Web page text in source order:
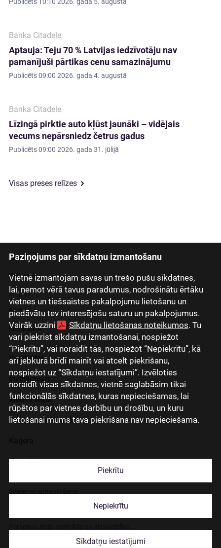
Paziņojums par sīkdatņu izmantošanu
Vietnē izmantojam savas un trešo pušu sīkdatnes,
lai, ņemot vērā tavus paradumus, nodrošinātu ērtāku
vietnes un tiešsaistes pakalpojumu lietošanu un
piedāvātu tev interesējošu saturu un pakalpojumus.
Vairāk uzzini
Sīkdatņu lietošanas noteikumos. Tu
vari piekrist sīkdatņu izmantošanai, nospiežot
“Piekrītu”, vai noraidīt tās, nospiežot “Nepiekrītu”, kā
arī jebkurā brīdī mainīt vai atcelt piekrišanu,
nospiežot uz “Sīkdatņu iestatījumi”. Izvēloties
noraidīt visas sīkdatnes, vietnē saglabāsim tikai
funkcionālās sīkdatnes, kuras nepieciešamas, lai
rūpētos par vietnes darbību un drošību, un kuru
lietošanai mums tava piekrišana nav nepieciešama.
Piekrītu
Nepiekrītu
Sīkdatņu iestatījumi
Banka Citadele
Aptauja: Teju 70 % Latvijas iedzīvotāju nav
pamanījuši pārtikas cenu samazinājumu
Publicēts09:00 2026. gada 4. augustā
Banka Citadele
Līzingā pirktie auto kļūst jaunāki – vidējais
vecums nepārsniedz četrus gadus
Publicēts09:00 2026. gada 31. jūlijā
Visas preses relīzes
Latviski
Русский
English
Eesti
Lietuviškai
Par mums
Investoriem
Mediju telpa
Grupas uzņēmumi
Kontakti
© 2026 Citadele Group